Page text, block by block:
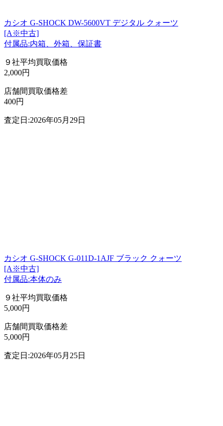
カシオ G-SHOCK DW-5600VT デジタル クォーツ
[A※中古]
付属品:内箱、外箱、保証書
９社平均買取価格
2,000円
店舗間買取価格差
400円
査定日:2026年05月29日
カシオ G-SHOCK G-011D-1AJF ブラック クォーツ
[A※中古]
付属品:本体のみ
９社平均買取価格
5,000円
店舗間買取価格差
5,000円
査定日:2026年05月25日